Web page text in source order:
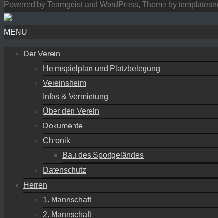
Powered by Teamgeist and WordPress, Theme by
MENU
Der Verein
Heimspielplan und Platzbelegung
Vereinsheim
Infos & Vermietung
Über den Verein
Dokumente
Chronik
Bau des Sportgeländes
Datenschutz
Herren
1. Mannschaft
2. Mannschaft